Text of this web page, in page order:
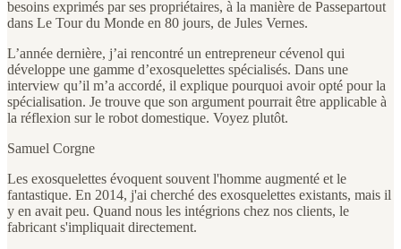
besoins exprimés par ses propriétaires, à la manière de Passepartout
dans Le Tour du Monde en 80 jours, de Jules Vernes.
L’année dernière, j’ai rencontré un entrepreneur cévenol qui
développe une gamme d’exosquelettes spécialisés. Dans une
interview qu’il m’a accordé, il explique pourquoi avoir opté pour la
spécialisation. Je trouve que son argument pourrait être applicable à
la réflexion sur le robot domestique. Voyez plutôt.
Samuel Corgne
Les exosquelettes évoquent souvent l'homme augmenté et le
fantastique. En 2014, j'ai cherché des exosquelettes existants, mais il
y en avait peu. Quand nous les intégrions chez nos clients, le
fabricant s'impliquait directement.